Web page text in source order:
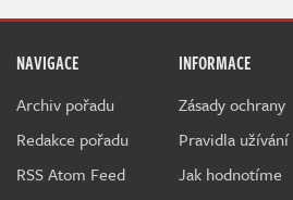
NAVIGACE
Archiv pořadu
Redakce pořadu
RSS Atom Feed
INFORMACE
Zásady ochrany
Pravidla užívání
Jak hodnotíme